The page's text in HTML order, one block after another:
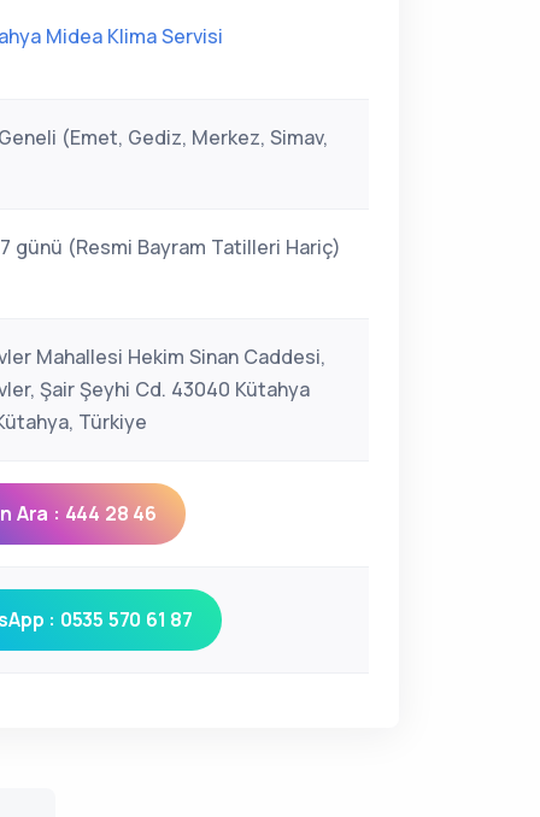
Midea Klima Servisi
(Emet, Gediz, Merkez, Simav,
günü (Resmi Bayram Tatilleri Hariç)
Mahallesi Hekim Sinan Caddesi,
Şair Şeyhi Cd. 43040 Kütahya
Türkiye
Ara : 444 28 46
: 0535 570 61 87